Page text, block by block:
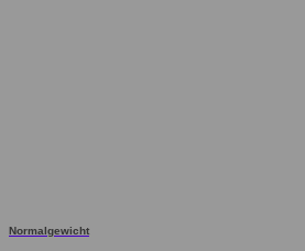
Normalgewicht